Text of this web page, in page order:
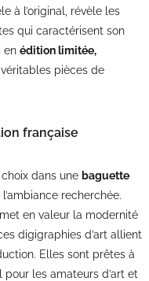
à l’original, révèle les
qui caractérisent son
en édition limitée,
pièces de
française
dans une baguette
recherchée.
en valeur la modernité
digigraphies d’art allient
Elles sont prêtes à
les amateurs d’art et